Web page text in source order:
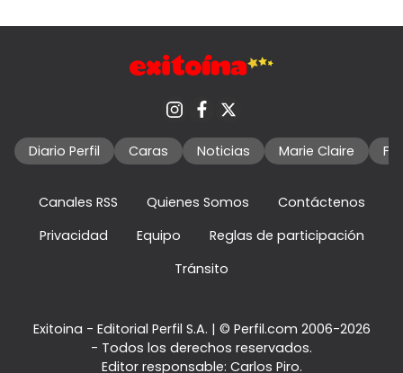
Diario Perfil Caras Noticias Marie Claire
Canales RSS Quienes Somos
Contáctenos
Privacidad
Equipo
Reglas de participación
Tránsito
Exitoina - Editorial Perfil S.A. | © Perfil.com 2006-2026
- Todos los derechos reservados.
Editor responsable: Carlos Piro.